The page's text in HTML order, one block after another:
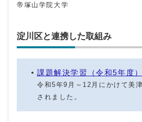
帝塚山学院大学
淀川区と連携した取組み
課題解決学習（令和5年度）
令和5年9月～12月にかけて美
されました。